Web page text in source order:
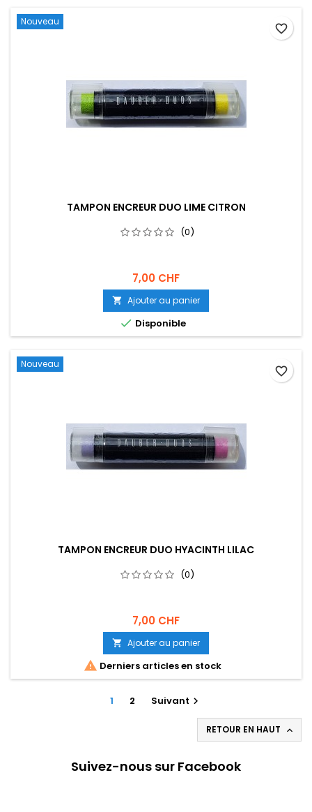
Nouveau
TAMPON ENCREUR DUO LIME CITRON
(0)
7,00 CHF
 Ajouter au panier
 Disponible
favorite_border
Nouveau
TAMPON ENCREUR DUO HYACINTH LILAC
(0)
7,00 CHF
 Ajouter au panier
 Derniers articles en stock
favorite_border
1 2 Suivant 
RETOUR EN HAUT 
Suivez-nous sur Facebook